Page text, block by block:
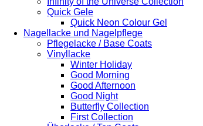
Quick Gele
Quick Neon Colour Gel
Nagellacke und Nagelpflege
Pflegelacke / Base Coats
Vinyllacke
Winter Holiday
Good Morning
Good Afternoon
Good Night
Butterfly Collection
First Collection